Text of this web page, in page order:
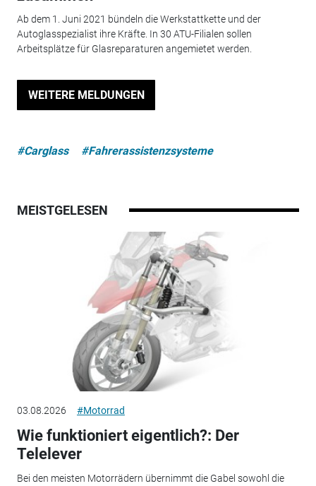
Ab dem 1. Juni 2021 bündeln die Werkstattkette und der
Autoglasspezialist ihre Kräfte. In 30 ATU-Filialen sollen
Arbeitsplätze für Glasreparaturen angemietet werden.
WEITERE MELDUNGEN
#Carglass #Fahrerassistenzsysteme
MEISTGELESEN
03.08.2026 #Motorrad
Wie funktioniert eigentlich?: Der
Telelever
Bei den meisten Motorrädern übernimmt die Gabel sowohl die